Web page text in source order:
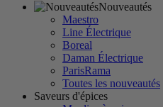
Nouveautés
Maestro
Line Électrique
Boreal
Daman Électrique
ParisRama
Toutes les nouveautés
Saveurs d'épices